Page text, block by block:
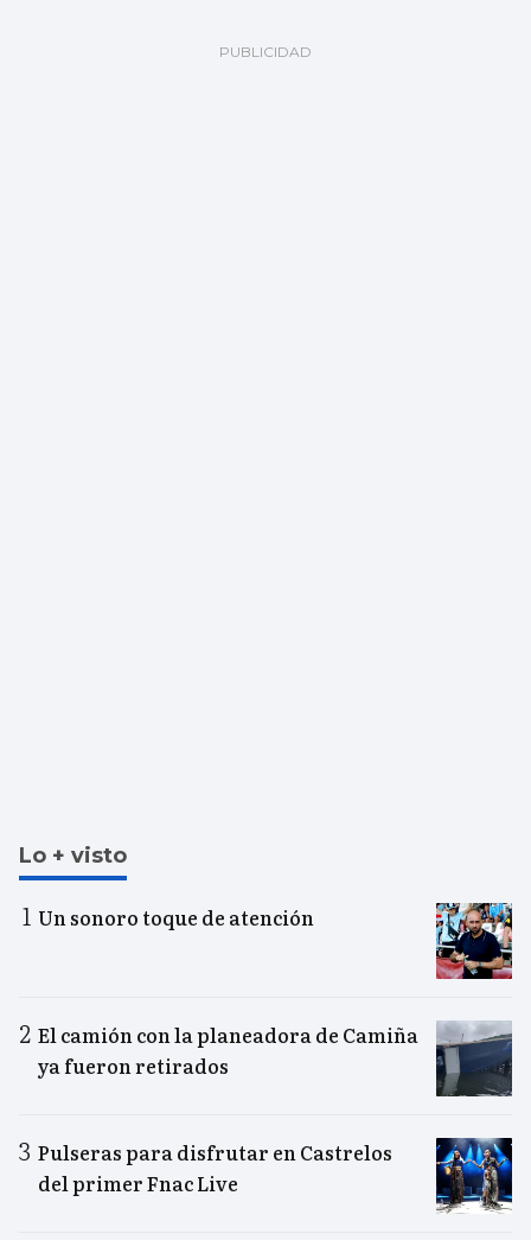
Lo + visto
Un sonoro toque de atención
El camión con la planeadora de Camiña
ya fueron retirados
Pulseras para disfrutar en Castrelos
del primer Fnac Live